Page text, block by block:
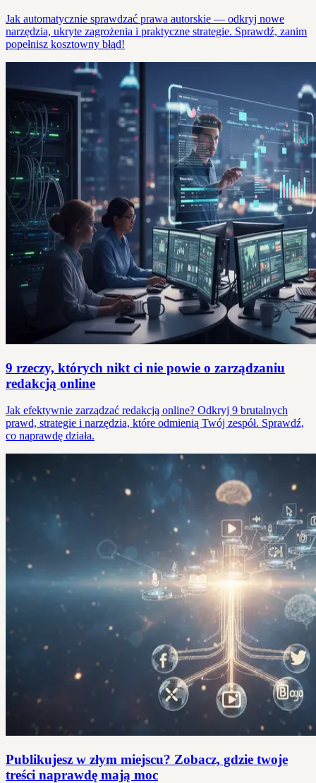
Jak automatycznie sprawdzać prawa autorskie — odkryj nowe
narzędzia, ukryte zagrożenia i praktyczne strategie. Sprawdź, zanim
popełnisz kosztowny błąd!
9 rzeczy, których nikt ci nie powie o zarządzaniu
redakcją online
Jak efektywnie zarządzać redakcją online? Odkryj 9 brutalnych
prawd, strategie i narzędzia, które odmienią Twój zespół. Sprawdź,
co naprawdę działa.
Publikujesz w złym miejscu? Zobacz, gdzie twoje
treści naprawdę mają moc